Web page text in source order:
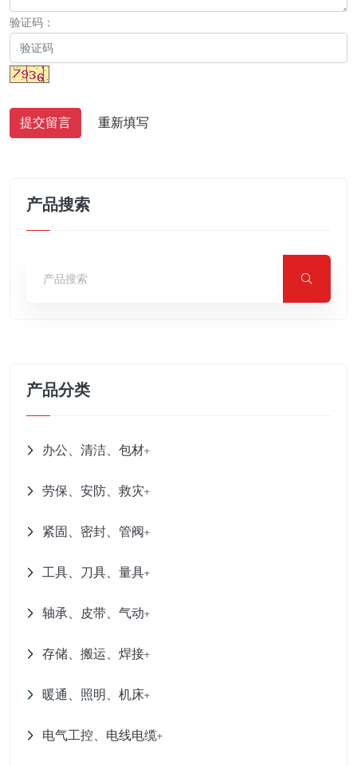
验证码：
提交留言 重新填写
产品搜索
产品分类
办公、清洁、包材+
劳保、安防、救灾+
紧固、密封、管阀+
工具、刀具、量具+
轴承、皮带、气动+
存储、搬运、焊接+
暖通、照明、机床+
电气工控、电线电缆+